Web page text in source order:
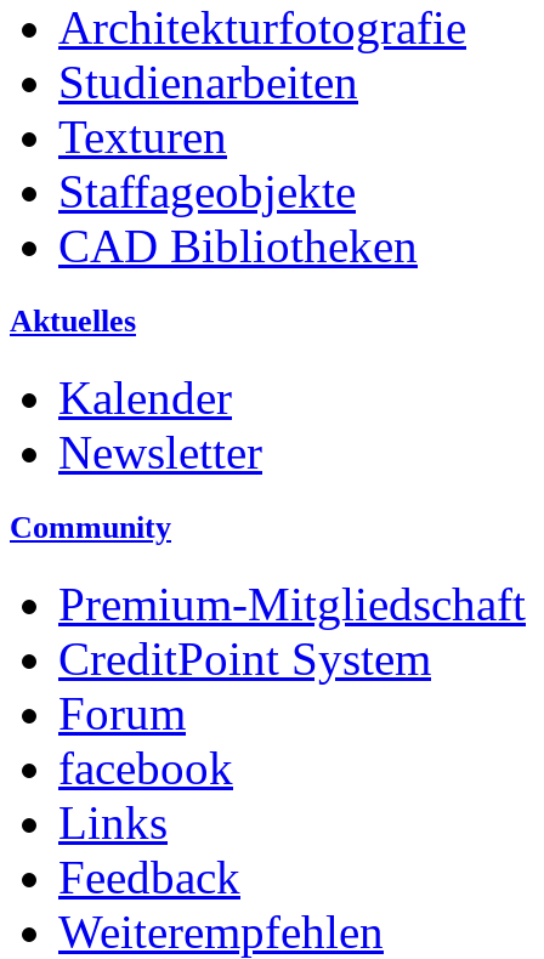
Architekturfotografie
Studienarbeiten
Texturen
Staffageobjekte
CAD Bibliotheken
Aktuelles
Kalender
Newsletter
Community
Premium-Mitgliedschaft
CreditPoint System
Forum
facebook
Links
Feedback
Weiterempfehlen